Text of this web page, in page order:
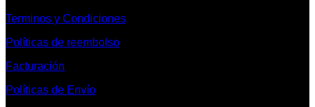
Terminos y Condiciones
Políticas de reembolso
Facturación
Políticas de Envío